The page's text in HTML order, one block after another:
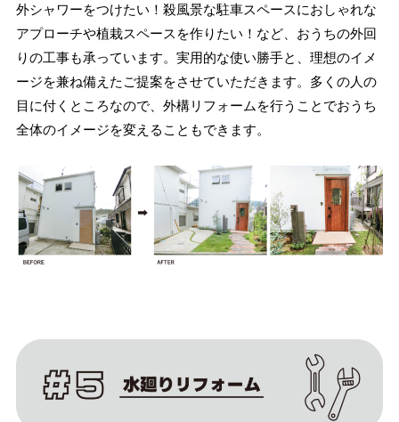
外シャワーをつけたい！殺風景な駐車スペースにおしゃれな
アプローチや植栽スペースを作りたい！など、おうちの外回
りの工事も承っています。実用的な使い勝手と、理想のイメ
ージを兼ね備えたご提案をさせていただきます。多くの人の
目に付くところなので、外構リフォームを行うことでおうち
全体のイメージを変えることもできます。